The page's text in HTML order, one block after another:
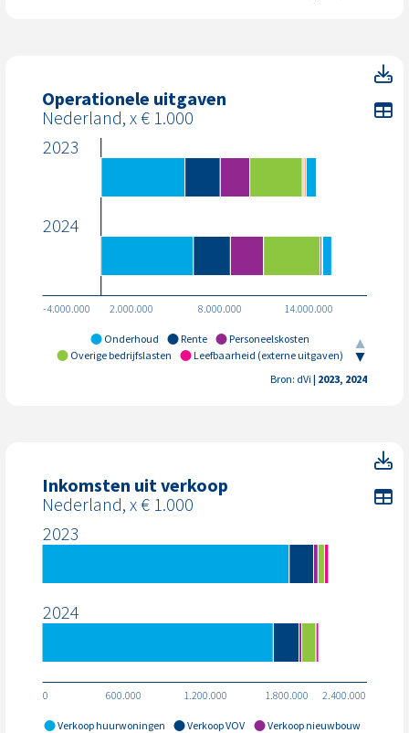
Operationele uitgaven
Nederland, x € 1.000
Onderhoud Rente
Personeelskosten
Overige bedrijfslasten
Leefbaarheid (externe uitgaven)
-4.000.000 2.000.000 8.000.000 14.000.000
2024
2023
Bron: dVi | 2023, 2024
Inkomsten uit verkoop
Nederland, x € 1.000
Verkoop huurwoningen Verkoop VOV
Verkoop nieuwbouw
0 600.000 1.200.000 1.800.000 2.400.000
2024
2023